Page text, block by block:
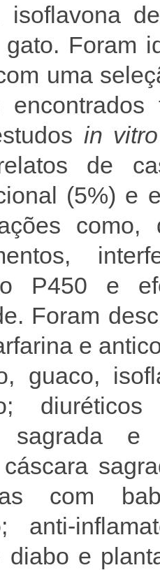
isoflavona
Foram
uma
in vitro
de
(5%) e
como,
P450 e
Foram
e
guaco,
sagrada e
com
anti-
diabo e